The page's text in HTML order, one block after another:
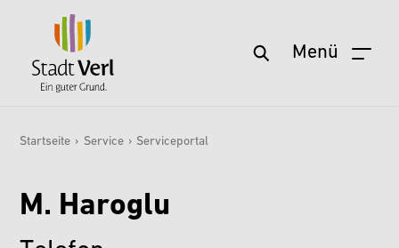
Zum Hauptinhalt springen Menü
Startseite
Aktuelles
Wohnen & Leben
Freizeit & Kultur
Startseite › Service › Serviceportal
M. Haroglu